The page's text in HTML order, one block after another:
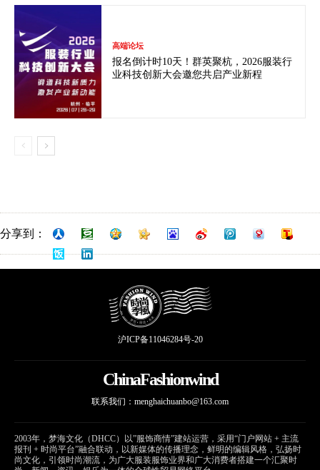
高端论坛
报名倒计时10天！群英聚杭，2026服装行
业科技创新大会邀您共启产业新程
分享到：
沪ICP备11046284号-20
ChinaFashionwind
联系我们： menghaichuanbo@163.com
2003年，梦海文化（DHCC）以”服饰商情”建站运营，采用“门户网站 + 主流
报刊 + 时尚平台”融合联动，以新媒体的传播理念，鲜明的编辑风格，弘扬时
尚文化，引领时尚潮流，为广大服装服饰业界和广大消费者搭建一个汇聚时